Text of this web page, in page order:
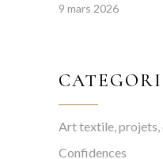
9 mars 2026
Art textile, projets,
Confidences